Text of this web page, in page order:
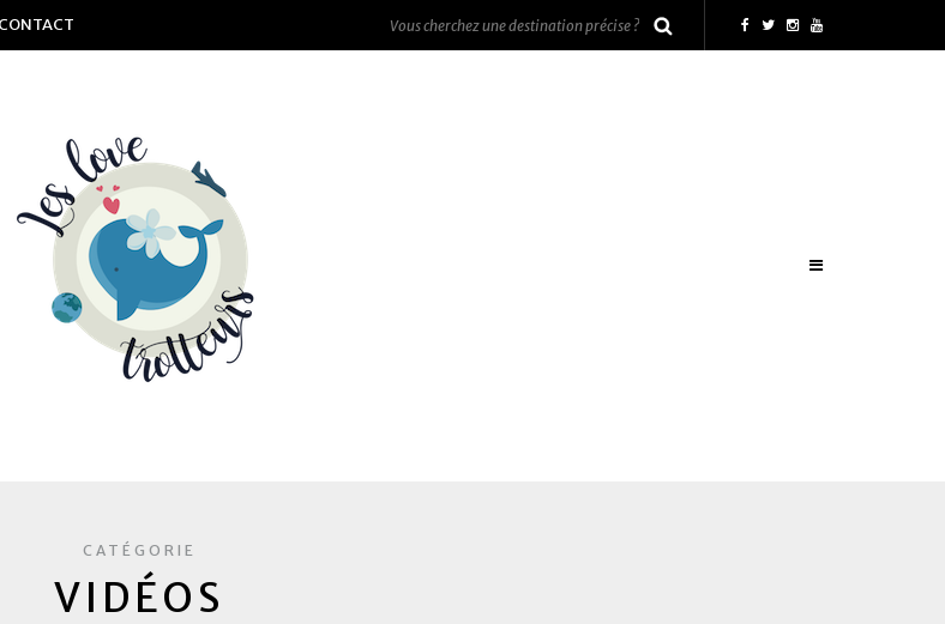
CONTACT
CATÉGORIE
VIDÉOS